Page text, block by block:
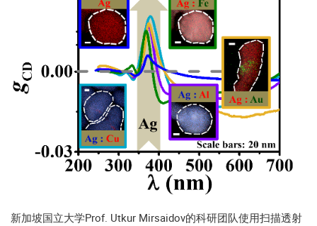
新加坡国立大学Prof. Utkur Mirsaidov的科研团队使用扫描透射